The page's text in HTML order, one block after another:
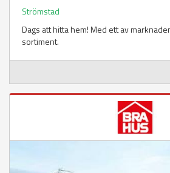
Strömstad
Dags att hitta hem! Med ett av
sortiment.